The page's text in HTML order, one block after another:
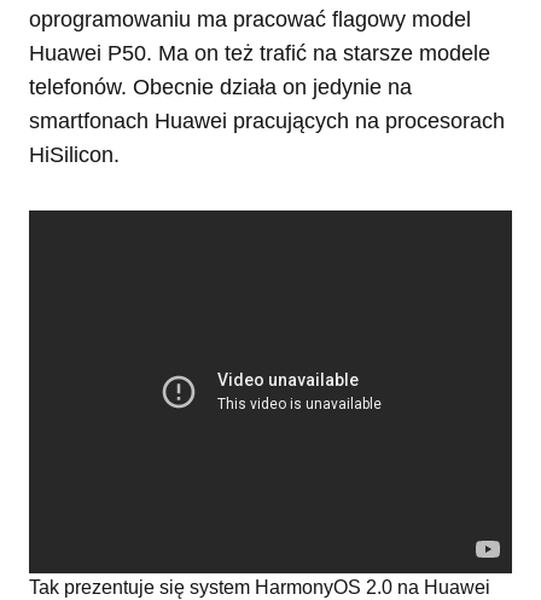
oprogramowaniu ma pracować flagowy model
Huawei P50. Ma on też trafić na starsze modele
telefonów. Obecnie działa on jedynie na
smartfonach Huawei pracujących na procesorach
HiSilicon.
Tak prezentuje się system HarmonyOS 2.0 na Huawei